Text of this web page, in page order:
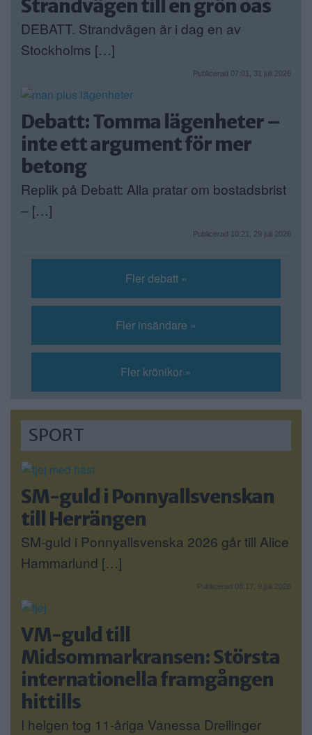
Strandvägen till en grön oas
DEBATT. Strandvägen är i dag en av
Stockholms […]
Publicerad 07:01, 31 juli 2026
Debatt: Tomma lägenheter –
inte ett argument för mer
betong
Replik på Debatt: Alla pratar om bostadsbrist
– […]
Publicerad 10:21, 29 juli 2026
Fler debatt »
Fler insändare »
Fler krönikor »
SPORT
SM-guld i Ponnyallsvenskan
till Herrängen
SM-guld i Ponnyallsvenska 2026 går till Alice
Hammarlund […]
Publicerad 08:17, 9 juli 2026
VM-guld till
Midsommarkransen: Största
internationella framgången
hittills
I helgen tog 11-åriga Vanessa Dreilinger